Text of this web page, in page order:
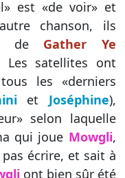
est «de voir» et
chanson, ils
de Gather Ye
Les satellites ont
les «derniers
et Joséphine),
selon laquelle
qui joue Mowgli,
écrire, et sait à
ont bien sûr été